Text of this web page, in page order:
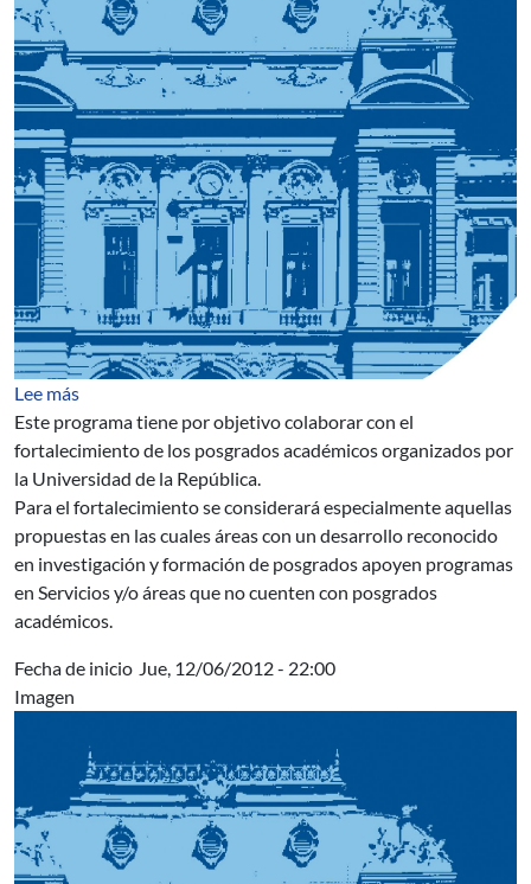
Lee mássobre Apoyo Institucional a Posgrado de la
Este programa tiene por objetivo colaborar con el
fortalecimiento de los posgrados académicos organizados por
la Universidad de la República.
Para el fortalecimiento se considerará especialmente aquellas
propuestas en las cuales áreas con un desarrollo reconocido
en investigación y formación de posgrados apoyen programas
en Servicios y/o áreas que no cuenten con posgrados
académicos.
Fecha de inicio Jue, 12/06/2012 - 22:00
Imagen